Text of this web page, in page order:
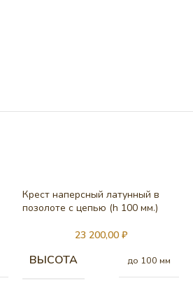
Крест наперсный латунный в
позолоте с цепью (h 100 мм.)
23 200,00₽
ВЫСОТА до 100 мм